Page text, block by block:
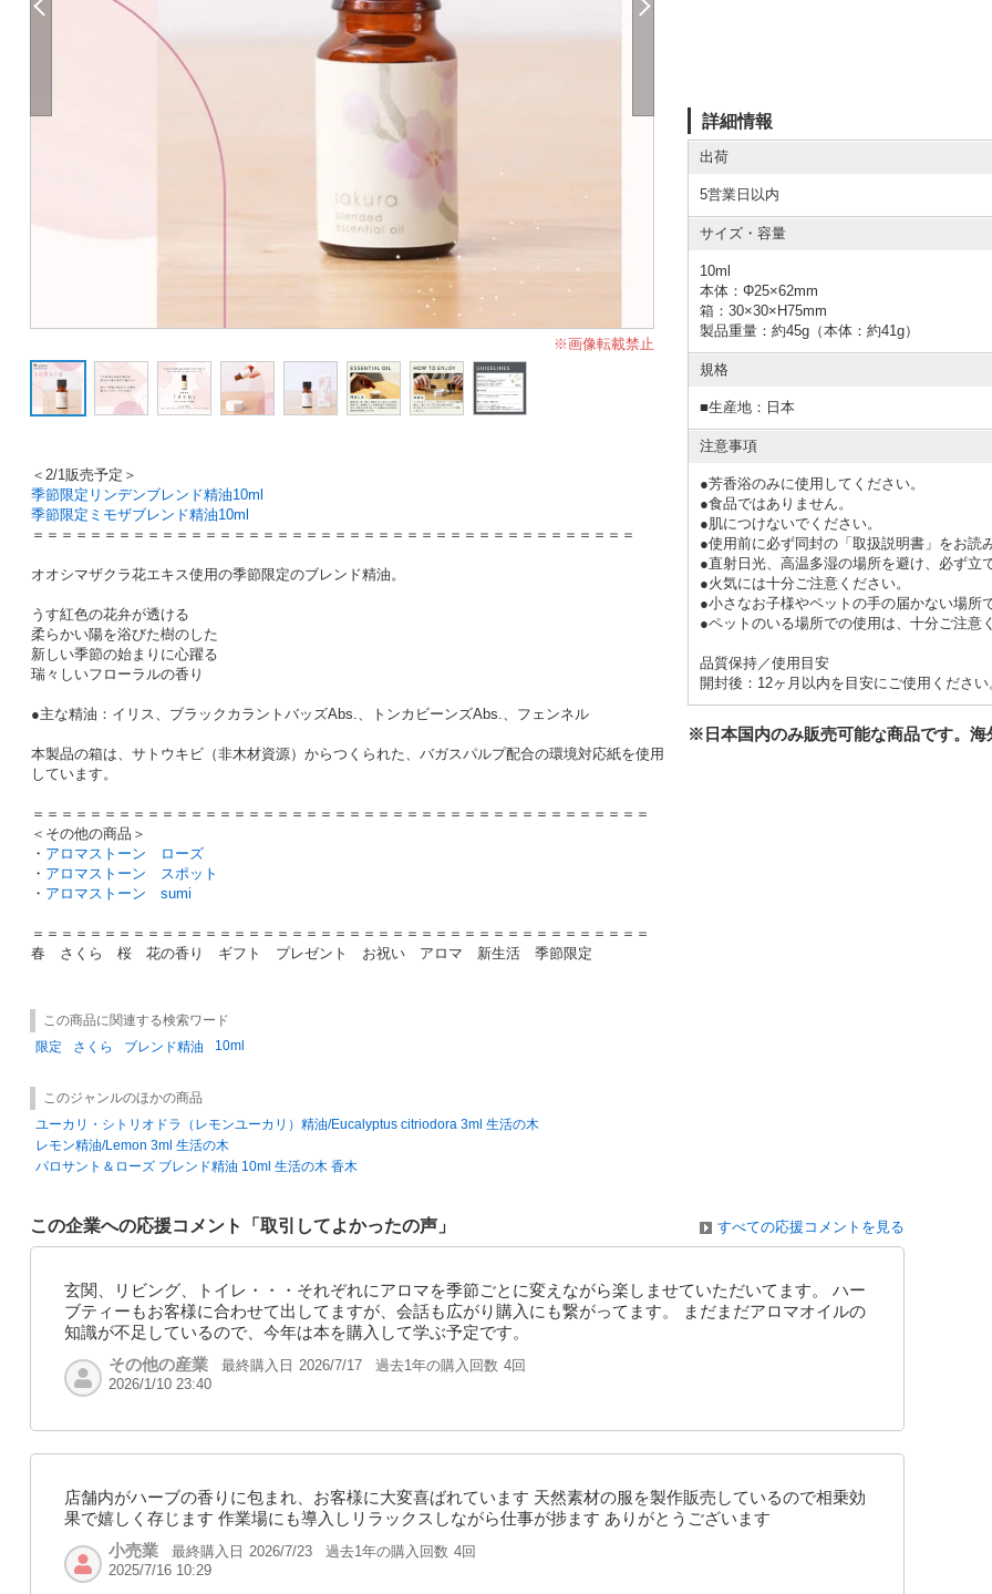
※画像転載禁止
＜2/1販売予定＞
季節限定リンデンブレンド精油10ml
季節限定ミモザブレンド精油10ml
＝＝＝＝＝＝＝＝＝＝＝＝＝＝＝＝＝＝＝＝＝＝＝＝＝＝＝＝＝＝＝＝＝＝＝＝＝＝＝＝＝＝
オオシマザクラ花エキス使用の季節限定のブレンド精油。
うす紅色の花弁が透ける
柔らかい陽を浴びた樹のした
新しい季節の始まりに心躍る
瑞々しいフローラルの香り
●主な精油：イリス、ブラックカラントバッズAbs.、トンカビーンズAbs.、フェンネル
本製品の箱は、サトウキビ（非木材資源）からつくられた、バガスパルプ配合の環境対応紙を使用
しています。
＝＝＝＝＝＝＝＝＝＝＝＝＝＝＝＝＝＝＝＝＝＝＝＝＝＝＝＝＝＝＝＝＝＝＝＝＝＝＝＝＝＝＝
＜その他の商品＞
・ アロマストーン ローズ
・ アロマストーン スポット
・ アロマストーン sumi
＝＝＝＝＝＝＝＝＝＝＝＝＝＝＝＝＝＝＝＝＝＝＝＝＝＝＝＝＝＝＝＝＝＝＝＝＝＝＝＝＝＝＝
春 さくら 桜 花の香り ギフト プレゼント お祝い アロマ 新生活 季節限定
詳細情報
出荷
5営業日以内
サイズ・容量
10ml
本体：Φ25×62mm
箱：30×30×H75mm
製品重量：約45g（本体：約41g）
規格
■生産地：日本
注意事項
●芳香浴のみに使用してください。
●食品ではありません。
●肌につけないでください。
●使用前に必ず同封の「取扱説明書」をお読
●直射日光、高温多湿の場所を避け、必ず立
●火気には十分ご注意ください。
●小さなお子様やペットの手の届かない場所
●ペットのいる場所での使用は、十分ご注意
品質保持／使用目安
開封後：12ヶ月以内を目安にご使用ください
※日本国内のみ販売可能な商品です。海
この商品に関連する検索ワード
限定
さくら ブレンド精油 10ml
このジャンルのほかの商品
ユーカリ・シトリオドラ（レモンユーカリ）精油/Eucalyptus citriodora 3ml 生活の木
レモン精油/Lemon 3ml 生活の木
パロサント＆ローズ ブレンド精油 10ml 生活の木 香木
この企業への応援コメント「取引してよかったの声」 すべての応援コメントを見る
玄関、リビング、トイレ・・・それぞれにアロマを季節ごとに変えながら楽しませていただいてます。 ハー
ブティーもお客様に合わせて出してますが、会話も広がり購入にも繋がってます。 まだまだアロマオイルの
知識が不足しているので、今年は本を購入して学ぶ予定です。
その他の産業
最終購入日 2026/7/17 過去1年の購入回数 4回
2026/1/10 23:40
店舗内がハーブの香りに包まれ、お客様に大変喜ばれています 天然素材の服を製作販売しているので相乗効
果で嬉しく存じます 作業場にも導入しリラックスしながら仕事が捗ます ありがとうございます
小売業
最終購入日 2026/7/23 過去1年の購入回数 4回
2025/7/16 10:29